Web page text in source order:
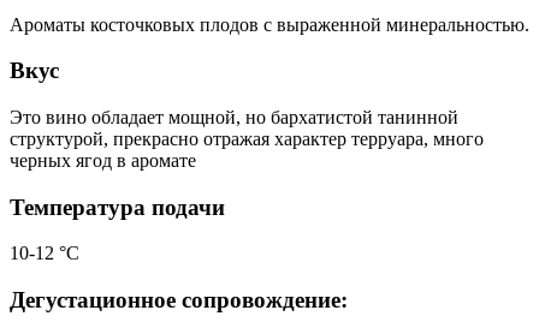
Ароматы косточковых плодов с выраженной минеральностью.
Вкус
Это вино обладает мощной, но бархатистой танинной
структурой, прекрасно отражая характер терруара, много
черных ягод в аромате
Температура подачи
10-12 °С
Дегустационное сопровождение: